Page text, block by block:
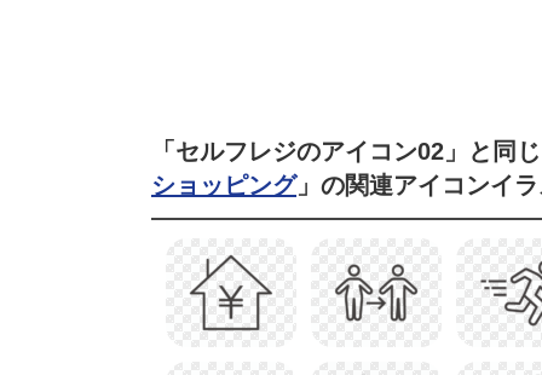
「セルフレジのアイコン02」と同
ショッピング」の関連アイコンイ